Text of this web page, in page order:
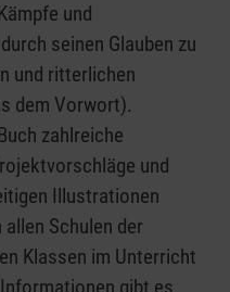
und
seinen Glauben zu
und ritterlichen
dem Vorwort).
zahlreiche
und
Illustrationen
Schulen der
Klassen im Unterricht